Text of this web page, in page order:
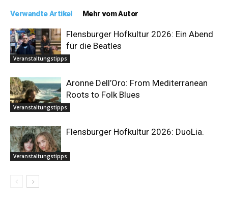
Verwandte Artikel Mehr vom Autor
Veranstaltungstipps
Flensburger Hofkultur 2026: Ein Abend
für die Beatles
Veranstaltungstipps
Aronne Dell’Oro: From Mediterranean
Roots to Folk Blues
Veranstaltungstipps
Flensburger Hofkultur 2026: DuoLia.